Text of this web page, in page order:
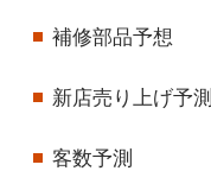
補修部品予想
新店売り上げ予測
客数予測